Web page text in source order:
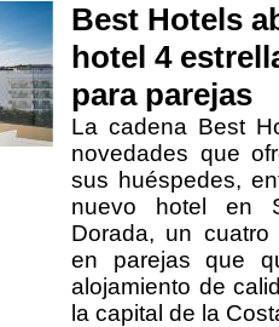
Best Hotels
hotel 4
para parejas
La cadena Best
novedades que
sus huéspedes,
nuevo hotel en
Dorada, un cuatro
en parejas que
alojamiento de
la capital de la